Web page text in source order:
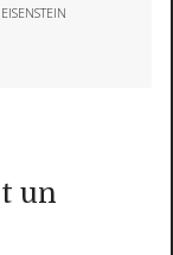
EISENSTEIN
un